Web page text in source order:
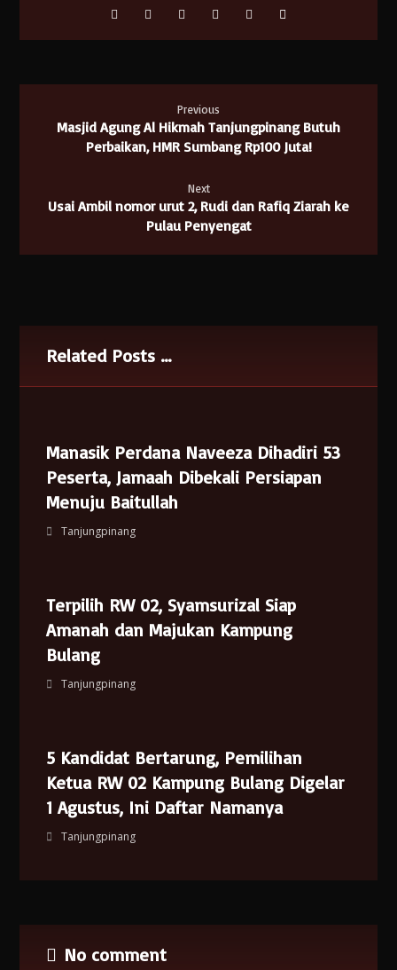
Previous
Masjid Agung Al Hikmah Tanjungpinang Butuh
Perbaikan, HMR Sumbang Rp100 Juta!
Next
Usai Ambil nomor urut 2, Rudi dan Rafiq Ziarah ke
Pulau Penyengat
Related Posts ...
Manasik Perdana Naveeza Dihadiri 53
Peserta, Jamaah Dibekali Persiapan
Menuju Baitullah
Tanjungpinang
Terpilih RW 02, Syamsurizal Siap
Amanah dan Majukan Kampung
Bulang
Tanjungpinang
5 Kandidat Bertarung, Pemilihan
Ketua RW 02 Kampung Bulang Digelar
1 Agustus, Ini Daftar Namanya
Tanjungpinang
No comment